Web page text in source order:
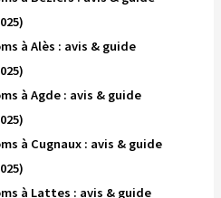
à Alès : avis & guide
à Agde : avis & guide
à Cugnaux : avis & guide
à Lattes : avis & guide